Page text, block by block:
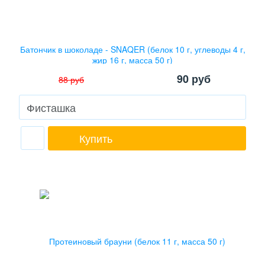
Батончик в шоколаде - SNAQER (белок 10 г, углеводы 4 г,
жир 16 г, масса 50 г)
88руб 90 руб
Купить